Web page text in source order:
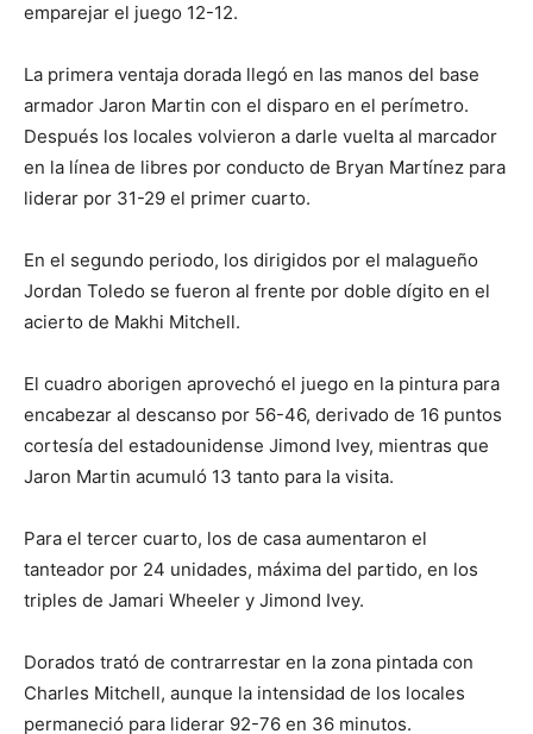
emparejar el juego 12-12.
La primera ventaja dorada llegó en las manos del base
armador Jaron Martin con el disparo en el perímetro.
Después los locales volvieron a darle vuelta al marcador
en la línea de libres por conducto de Bryan Martínez para
liderar por 31-29 el primer cuarto.
En el segundo periodo, los dirigidos por el malagueño
Jordan Toledo se fueron al frente por doble dígito en el
acierto de Makhi Mitchell.
El cuadro aborigen aprovechó el juego en la pintura para
encabezar al descanso por 56-46, derivado de 16 puntos
cortesía del estadounidense Jimond Ivey, mientras que
Jaron Martin acumuló 13 tanto para la visita.
Para el tercer cuarto, los de casa aumentaron el
tanteador por 24 unidades, máxima del partido, en los
triples de Jamari Wheeler y Jimond Ivey.
Dorados trató de contrarrestar en la zona pintada con
Charles Mitchell, aunque la intensidad de los locales
permaneció para liderar 92-76 en 36 minutos.